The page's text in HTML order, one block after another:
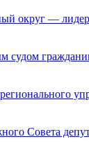
округ — лидер
судом
Совета